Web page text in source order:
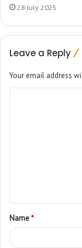
28 July 2025
Leave a Reply
Your email address
Name*